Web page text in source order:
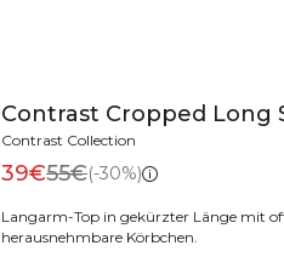
Contrast Cropped Long
Contrast Collection
39€55€(-30%)
Langarm-Top in gekürzter Länge mit
herausnehmbare Körbchen.